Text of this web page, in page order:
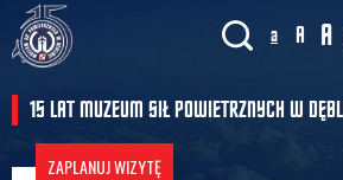
a A A
15 LAT MUZEUM SIŁ POWIETRZNYCH W
ZAPLANUJ WIZYTĘ